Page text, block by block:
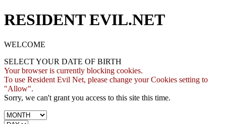
RESIDENT EVIL.NET
WELCOME
SELECT YOUR DATE OF BIRTH
Your browser is currently blocking cookies.
To use Resident Evil Net, please change your Cookies setting to
"Allow".
Sorry, we can't grant you access to this site this time.